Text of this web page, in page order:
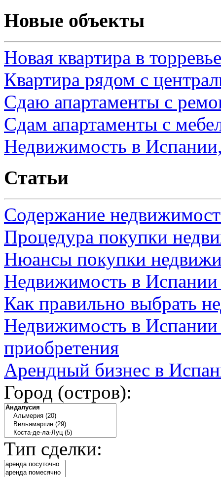
Новые объекты
Новая квартира в
Квартира рядом с
Сдаю апартаменты с
Сдам апартаменты с
Недвижимость в
Статьи
Содержание
Процедура покупки
Нюансы покупки
Недвижимость в
Как правильно выбрать
Недвижимость в Испании
приобретения
Арендный бизнес в
Город (остров):
Тип сделки: